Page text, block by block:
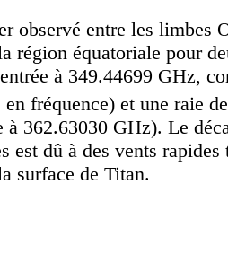
observé entre les limbes
région équatoriale pour
à 349.44699 GHz,
en fréquence) et une raie
362.63030 GHz). Le
est dû à des vents rapides
surface de Titan.